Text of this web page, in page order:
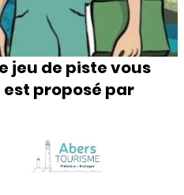
jeu de piste vous
est proposé par